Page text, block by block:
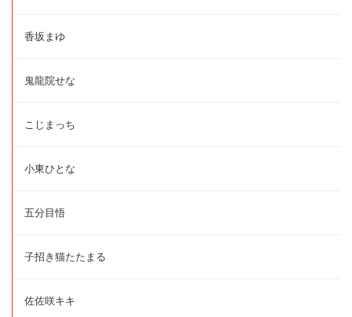
香坂まゆ
鬼龍院せな
こじまっち
小東ひとな
五分目悟
子招き猫たたまる
佐佐咲キキ